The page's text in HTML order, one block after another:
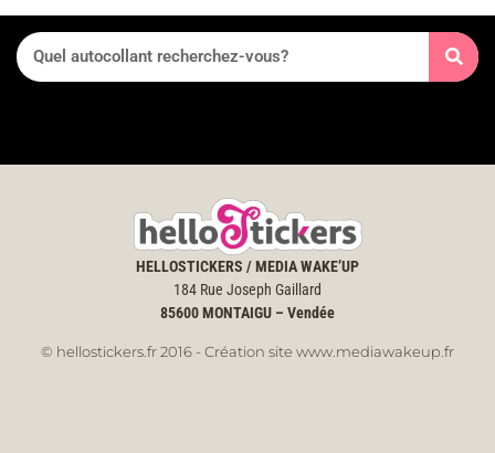
HELLOSTICKERS / MEDIA WAKE’UP
184 Rue Joseph Gaillard
85600MONTAIGU – Vendée
© hellostickers.fr 2016 - Création site www.mediawakeup.fr